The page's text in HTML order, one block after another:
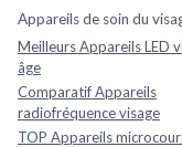
Appareils de soin du
Meilleurs Appareils LED
âge
Comparatif Appareils
radiofréquence visage
TOP Appareils